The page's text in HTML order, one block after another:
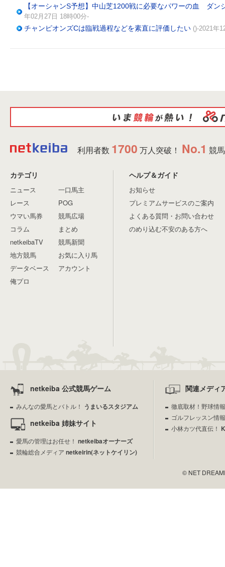
【オーシャンS予想】中山芝1200戦に必要なパワーの血 ダン
年02月27日 18時00分-
チャンピオンズCは臨戦過程などを素直に評価したい ()-2021年
利用者数 1700 万人突破！ No.1 競
カテゴリ
ニュース
レース
ウマい馬券
コラム
netkeibaTV
地方競馬
データベース
俺プロ
一口馬主
POG
競馬広場
まとめ
競馬新聞
お気に入り馬
アカウント
ヘルプ＆ガイド
お知らせ
プレミアムサービスのご案内
よくある質問・お問い合わせ
のめり込む不安のある方へ
netkeiba 公式競馬ゲーム
みんなの愛馬とバトル！ うまいるスタジアム
netkeiba 姉妹サイト
愛馬の管理はお任せ！ netkeibaオーナーズ
競輪総合メディア netkeirin(ネットケイリン)
関連メディ
徹底取材！野球情
ゴルフレッスン情
小林カツ代直伝！
© NET